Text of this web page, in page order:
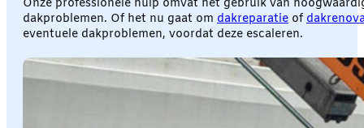
Onze professionele hulp omvat het gebruik van
dakproblemen. Of het nu gaat om dakreparatie of
eventuele dakproblemen, voordat deze escaleren.